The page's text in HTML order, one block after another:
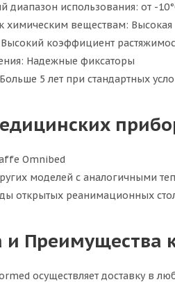
диапазон использования: от -
химическим веществам: Высокая
Высокий коэффициент
Надежные фиксаторы
5 лет при стандартных
Omnibed
моделей с аналогичными
открытых реанимационных
и Преимущества
осуществляет доставку в